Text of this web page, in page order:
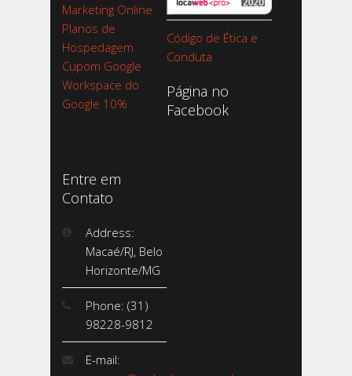
Marketing Online
Planos de
Hospedagem
Cupom Google
Workspace do
Google 10%
Código de Ética e
Conduta
Página no
Facebook
Entre em
Contato
Address:
Macaé/RJ, Belo
Horizonte/MG
Phone: (31)
98228-9812
E-mail: